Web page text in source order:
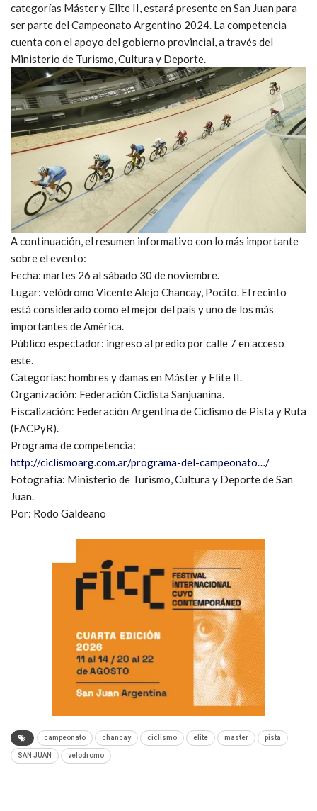
categorías Máster y Elite II, estará presente en San Juan para
ser parte del Campeonato Argentino 2024. La competencia
cuenta con el apoyo del gobierno provincial, a través del
Ministerio de Turismo, Cultura y Deporte.
A continuación, el resumen informativo con lo más importante
sobre el evento:
Fecha: martes 26 al sábado 30 de noviembre.
Lugar: velódromo Vicente Alejo Chancay, Pocito. El recinto
está considerado como el mejor del país y uno de los más
importantes de América.
Público espectador: ingreso al predio por calle 7 en acceso
este.
Categorías: hombres y damas en Máster y Elite II.
Organización: Federación Ciclista Sanjuanina.
Fiscalización: Federación Argentina de Ciclismo de Pista y Ruta
(FACPyR).
Programa de competencia:
http://ciclismoarg.com.ar/programa-del-campeonato…/
Fotografía: Ministerio de Turismo, Cultura y Deporte de San
Juan.
Por: Rodo Galdeano
campeonato chancay ciclismo elite master pista
SAN JUAN velodromo